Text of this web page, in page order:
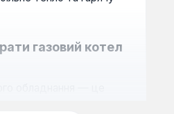
газовий котел